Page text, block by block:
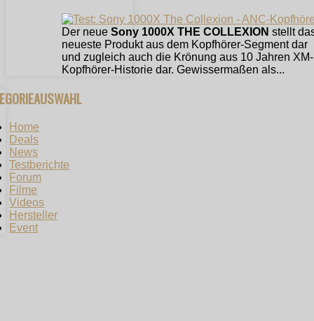
Der neue Sony 1000X THE COLLEXION stellt
neueste Produkt aus dem Kopfhörer-Segment dar
und zugleich auch die Krönung aus 10 Jahren XM-
Kopfhörer-Historie dar. Gewissermaßen als...
Home
Deals
News
Testberichte
Forum
Filme
Videos
Hersteller
Event